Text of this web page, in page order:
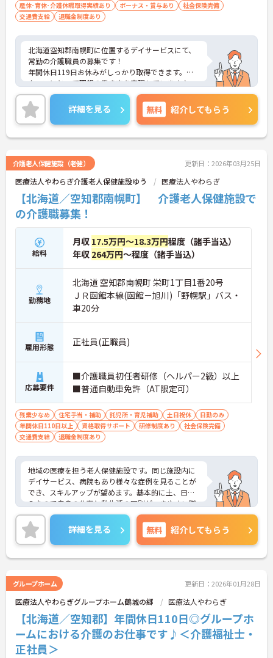
産休･育休･介護休暇取得実績あり
ボーナス・賞与あり
社会保険完備
交通費支給
退職金制度あり
北海道空知郡南幌町に位置するデイサービスにて、
常勤の介護職員の募集です！
年間休日119日お休みがしっかり取得できます。ス
タッフにとって理想の働き方を実現しています♪
資格があれば経験は不問！丁寧なレクチャーがある
ので、未経験の方・ブランクがある方も安心してご
就業いただけます◎
ご興味ある方には、面接対策ポイントなど、さらに
詳細をお話しいたしますのでお気軽にご相談くださ
詳細を見る 無料 紹介してもらう
介護老人保健施設（老健） 更新日：2026年03月25日
医療法人やわらぎ介護老人保健施設ゆう 医療法人やわらぎ
【北海道／空知郡南幌町】 介護老人保健施設で
の介護職募集！
給料
月収 17.5万円～18.3万円程度（諸手当込）
年収 264万円～程度（諸手当込）
勤務地
北海道 空知郡南幌町 栄町1丁目1番20号
ＪＲ函館本線(函館－旭川)「野幌駅」バス・
車20分
雇用形態 正社員(正職員)
応募要件
■介護職員初任者研修（ヘルパー2級）以上
■普通自動車免許（AT限定可）
残業少なめ 住宅手当・補助 託児所・育児補助 土日祝休
日勤のみ
年間休日110日以上
資格取得サポート 研修制度あり
社会保険完備
交通費支給
退職金制度あり
地域の医療を担う老人保健施設です。同じ施設内に
デイサービス、病院もあり様々な症例を見ることが
でき、スキルアップが望めます。基本的に土、日休
みなので自身の仕事と私生活の区別がつきやすい職
場です。ご興味がある方は是非お問い合わせ下さ
い。
詳細を見る 無料 紹介してもらう
グループホーム 更新日：2026年01月28日
医療法人やわらぎグループホーム鶴城の郷 医療法人やわらぎ
【北海道／空知郡】年間休日110日◎グループホ
ームにおける介護のお仕事です♪＜介護福祉士・
正社員＞